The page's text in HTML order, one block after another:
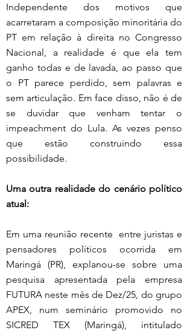
Independente dos motivos que
acarretaram a composição minoritária do
PT em relação à direita no Congresso
Nacional, a realidade é que ela tem
ganho todas e de lavada, ao passo que
o PT parece perdido, sem palavras e
sem articulação. Em face disso, não é de
se duvidar que venham tentar o
impeachment do Lula. As vezes penso
que estão construindo essa
possibilidade.
Uma outra realidade do cenário político
atual:
Em uma reunião recente  entre juristas e
pensadores políticos ocorrida em
Maringá (PR), explanou-se sobre uma
pesquisa apresentada pela empresa
FUTURA neste mês de Dez/25, do grupo
APEX, num seminário promovido no
SICRED TEX (Maringá), intitulado